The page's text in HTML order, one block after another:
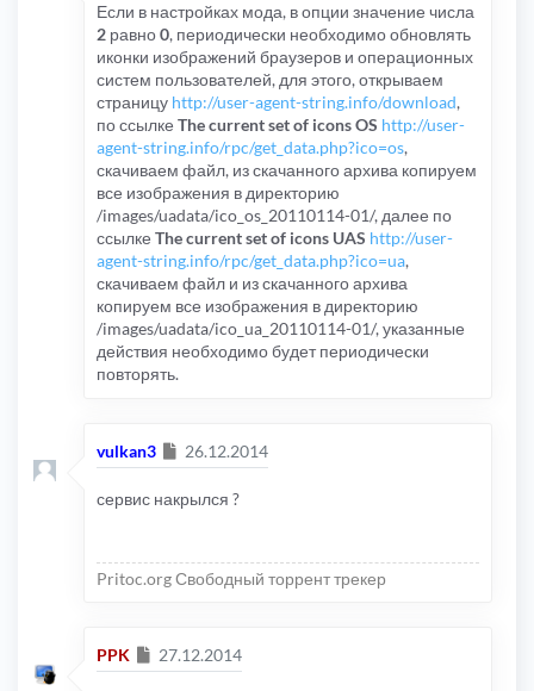
Если в настройках мода, в опции значение числа
2 равно0, периодически необходимо обновлять
иконки изображений браузеров и операционных
систем пользователей, для этого, открываем
страницу http://user-agent-string.info/download,
по ссылке The current set of icons OS http://user-
agent-string.info/rpc/get_data.php?ico=os,
скачиваем файл, из скачанного архива копируем
все изображения в директорию
/images/uadata/ico_os_20110114-01/, далее по
ссылке The current set of icons UAS http://user-
agent-string.info/rpc/get_data.php?ico=ua,
скачиваем файл и из скачанного архива
копируем все изображения в директорию
/images/uadata/ico_ua_20110114-01/, указанные
действия необходимо будет периодически
повторять.
vulkan3 Сообщение
26.12.2014
сервис накрылся ?
Pritoc.org Свободный торрент трекер
PPK Сообщение
27.12.2014